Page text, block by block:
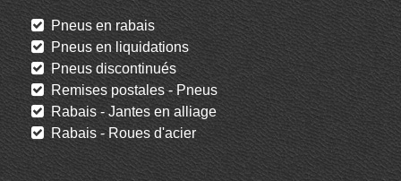
Pneus en rabais
Pneus en liquidations
Pneus discontinués
Remises postales - Pneus
Rabais - Jantes en alliage
Rabais - Roues d'acier